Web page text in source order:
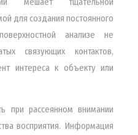
для создания постоянного
анализе не
связующих контактов,
интереса к объекту или
при рассеянном внимании
восприятия. Информация